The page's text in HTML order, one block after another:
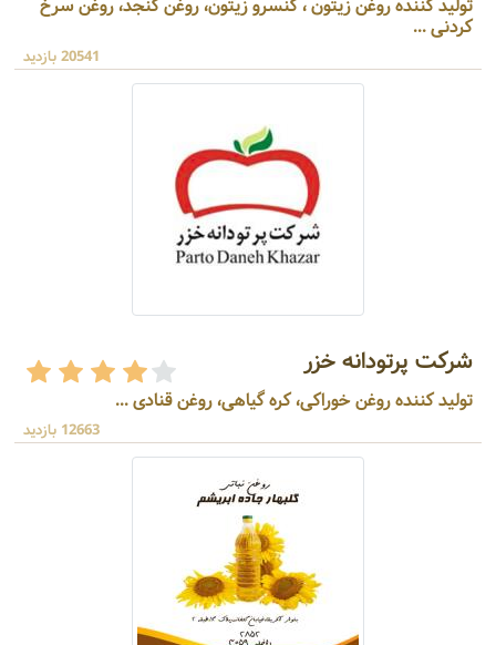
تولید کننده روغن زیتون ، کنسرو زیتون، روغن کنجد، روغن سرخ
کردنی ...
20541 بازدید
شرکت پرتودانه خزر
تولید کننده روغن خوراکی، کره گیاهی، روغن قنادی ...
12663 بازدید